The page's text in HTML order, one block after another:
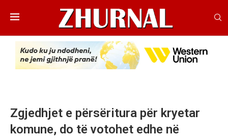
Zgjedhjet e përsëritura për kryetar
komune, do të votohet edhe në